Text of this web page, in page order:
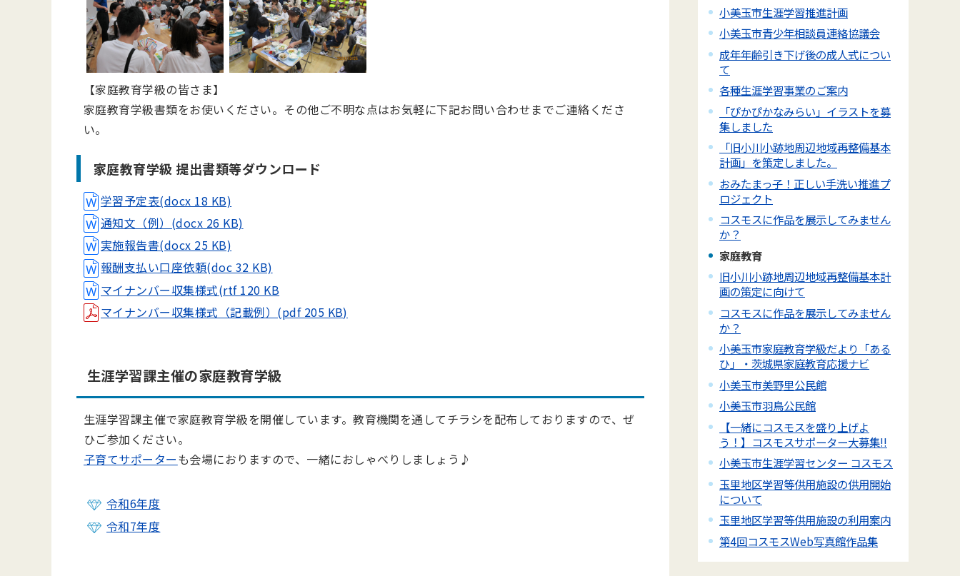
【家庭教育学級の皆さま】
家庭教育学級書類をお使いください。その他ご不明な点はお気軽に下記お問い合わせまでご連絡くださ
い。
家庭教育学級 提出書類等ダウンロード
学習予定表(docx 18 KB)
通知文（例）(docx 26 KB)
実施報告書(docx 25 KB)
報酬支払い口座依頼(doc 32 KB)
マイナンバー収集様式(rtf 120 KB
マイナンバー収集様式（記載例）(pdf 205 KB)
生涯学習課主催の家庭教育学級
生涯学習課主催で家庭教育学級を開催しています。教育機関を通してチラシを配布しておりますので、ぜ
ひご参加ください。
子育てサポーターも会場におりますので、一緒におしゃべりしましょう♪
令和6年度
令和7年度
小美玉市生涯学習推進計画
小美玉市青少年相談員連絡協議会
成年年齢引き下げ後の成人式につい
て
各種生涯学習事業のご案内
「ぴかぴかなみらい」イラストを募
集しました
「旧小川小跡地周辺地域再整備基本
計画」を策定しました。
おみたまっ子！正しい手洗い推進プ
ロジェクト
コスモスに作品を展示してみません
か？
家庭教育
旧小川小跡地周辺地域再整備基本計
画の策定に向けて
コスモスに作品を展示してみません
か？
小美玉市家庭教育学級だより「ある
ひ」・茨城県家庭教育応援ナビ
小美玉市美野里公民館
小美玉市羽鳥公民館
【一緒にコスモスを盛り上げよ
う！】コスモスサポーター大募集!!
小美玉市生涯学習センター コスモス
玉里地区学習等供用施設の供用開始
について
玉里地区学習等供用施設の利用案内
第4回コスモスWeb写真館作品集